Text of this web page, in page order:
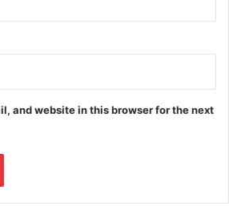
and website in this browser for the next